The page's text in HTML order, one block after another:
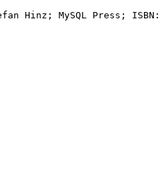
Hinz; MySQL Press; ISBN: